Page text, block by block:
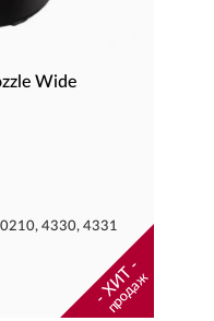
Wide
0210, 4330, 4331
- ХИТ -
продаж